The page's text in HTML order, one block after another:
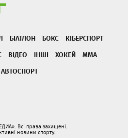
БІАТЛОН БОКС
КІБЕРСПОРТ
ВІДЕО ІНШІ ХОКЕЙ
ММА
АВТОСПОРТ
Всі права захищені.
новини спорту.